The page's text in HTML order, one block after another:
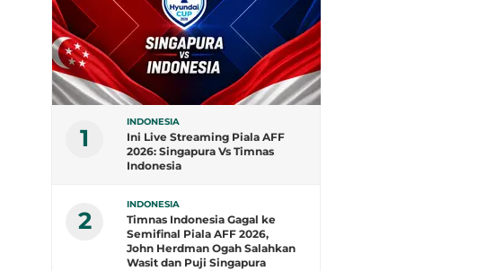
1
INDONESIA
Ini Live Streaming Piala AFF
2026: Singapura Vs Timnas
Indonesia
2
INDONESIA
Timnas Indonesia Gagal ke
Semifinal Piala AFF 2026,
John Herdman Ogah Salahkan
Wasit dan Puji Singapura